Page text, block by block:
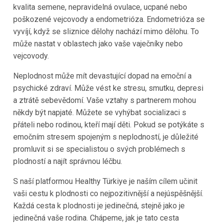
kvalita semene, nepravidelná ovulace, ucpané nebo
poškozené vejcovody a endometrióza. Endometrióza se
vyvíjí, když se sliznice dělohy nachází mimo dělohu. To
může nastat v oblastech jako vaše vaječníky nebo
vejcovody.
Neplodnost může mít devastující dopad na emoční a
psychické zdraví. Může vést ke stresu, smutku, depresi
a ztrátě sebevědomí. Vaše vztahy s partnerem mohou
někdy být napjaté. Můžete se vyhýbat socializaci s
přáteli nebo rodinou, kteří mají děti. Pokud se potýkáte s
emočním stresem spojeným s neplodností, je důležité
promluvit si se specialistou o svých problémech s
plodností a najít správnou léčbu.
S naší platformou Healthy Türkiye je naším cílem učinit
vaši cestu k plodnosti co nejpozitivnější a nejúspěšnější.
Každá cesta k plodnosti je jedinečná, stejně jako je
jedinečná vaše rodina. Chápeme, jak je tato cesta